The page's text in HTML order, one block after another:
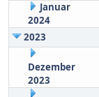
Januar
2024
2023
Dezember
2023